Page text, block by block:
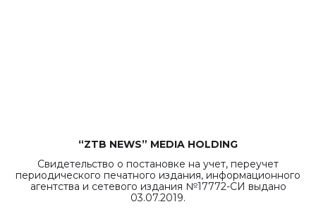
“ZTB NEWS” MEDIA HOLDING
Свидетельство о постановке на учет, переучет
периодического печатного издания, информационного
агентства и сетевого издания №17772-СИ выдано
03.07.2019.